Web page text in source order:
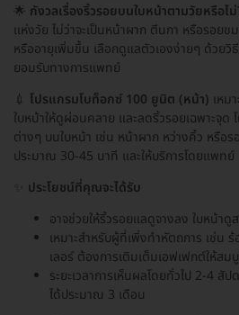
🌟 กังวลเรื่องริ้วรอยบนใบหน้าตามวัยหรือไม่
แห่งวัย ไม่ว่าจะเป็นหน้าผาก ตีนกา หรือรอยข
หรืออายุเพิ่มขึ้น เลือกดูแลตัวเองง่ายๆ ด้วยวิ
ยอมรับทางการแพทย์
💉 โปรแกรมโบท็อกซ์ 100 ยูนิต (หน้า) เหม
ใบหน้าให้ดูผ่อนคลาย และลดริ้วรอยเฉพาะจุด
ต่างๆ บนใบหน้า เช่น หน้าผาก หว่างคิ้ว หรือร
ประมาณ 30-45 นาที และให้บริการโดยแพทย์
ประโยชน์ที่คุณจะได้รับ
อาจช่วยให้ริ้วรอยแลดูจางลง ใบหน้าดู
เหมาะสำหรับผู้ที่เพิ่งทำหัตถการ เช่น
เลอร์ ต้องการเติมเต็มเอฟเฟกต์ให้สม
ระยะเวลาการเห็นผลโดยทั่วไป 2-4 สั
ได้ประมาณ 3 เดือน